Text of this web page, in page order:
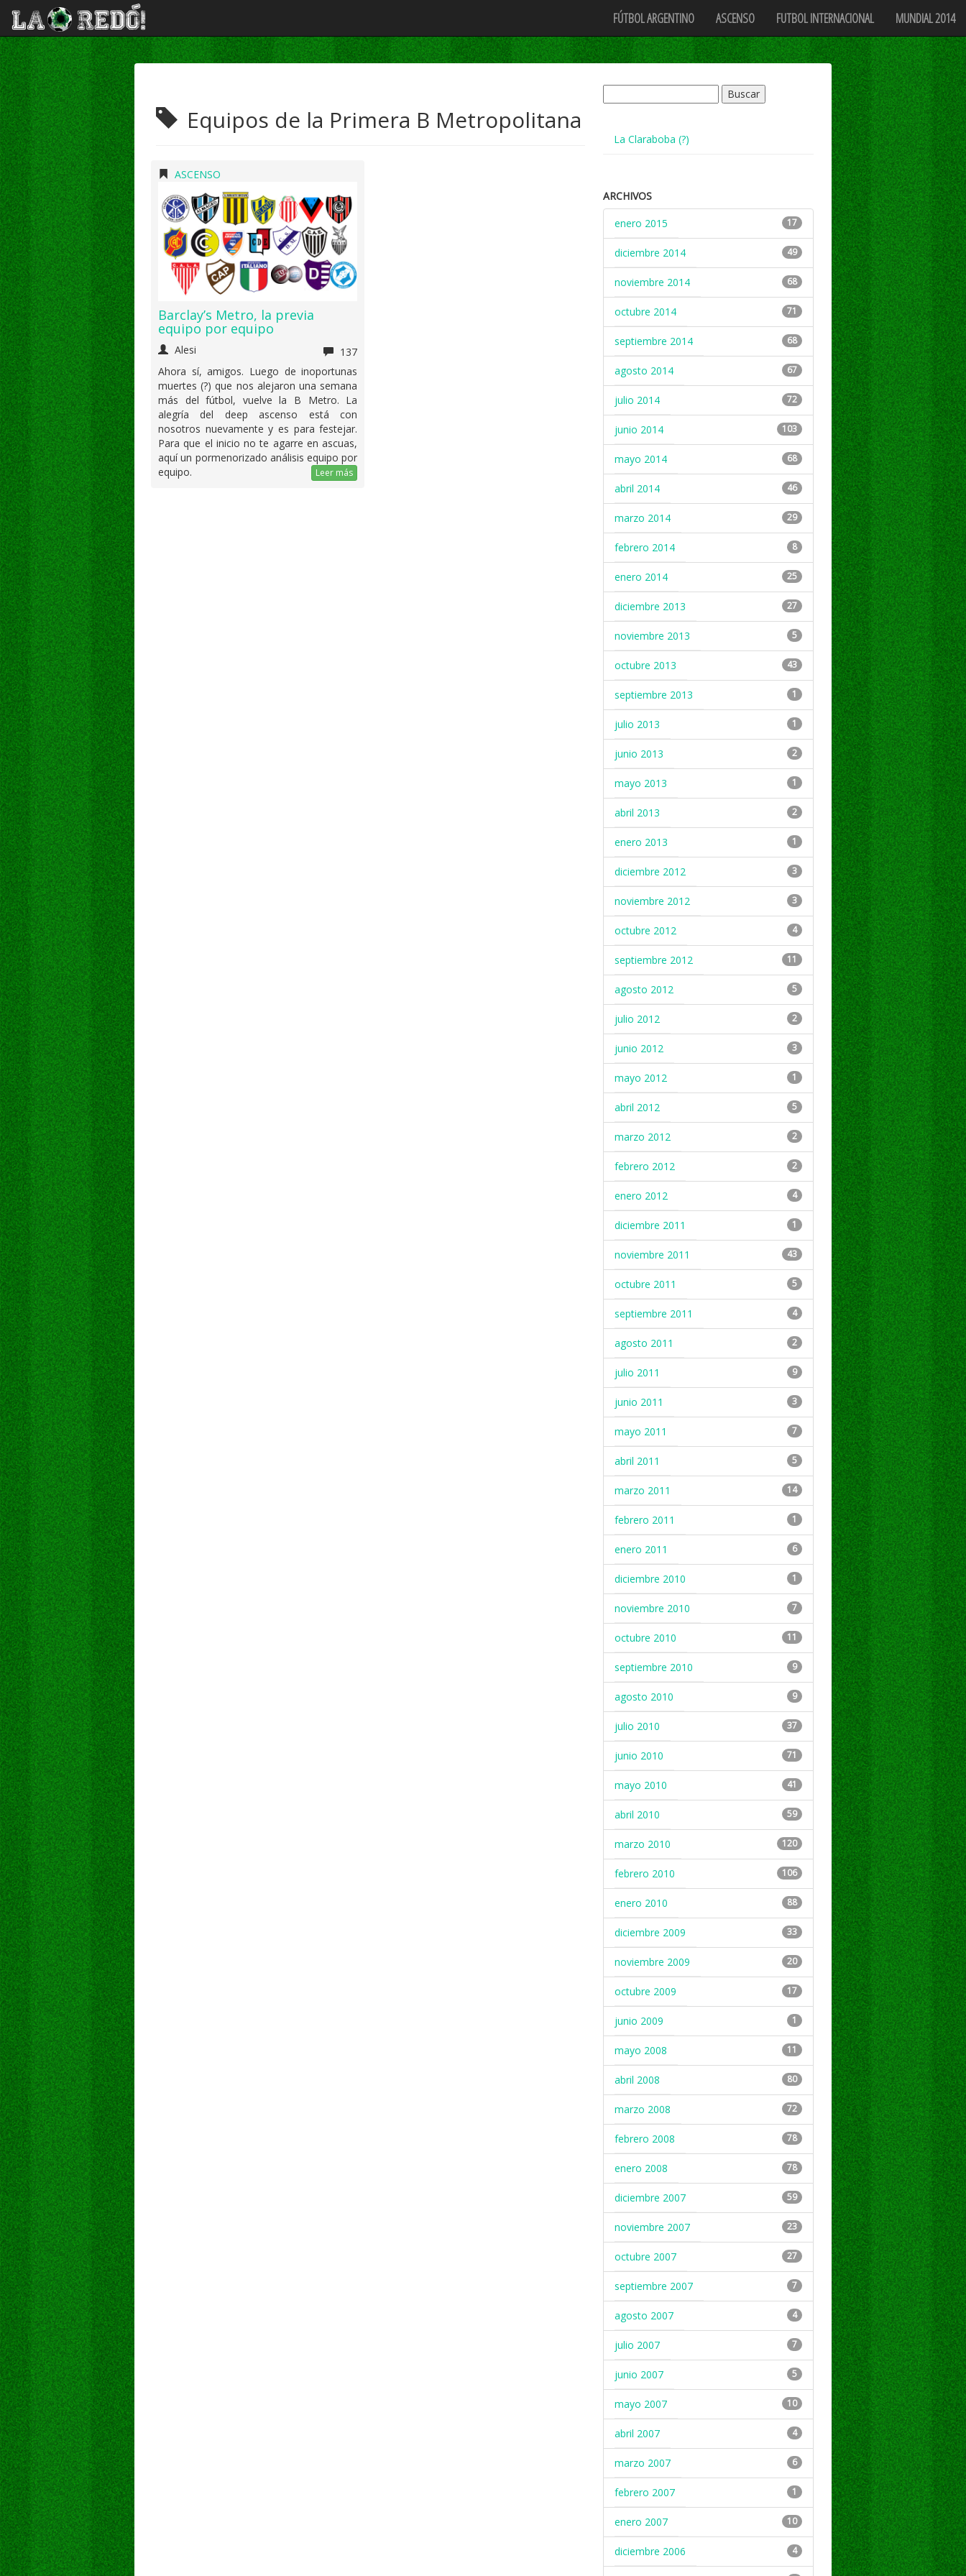
FÚTBOL ARGENTINO ASCENSO FUTBOL INTERNACIONAL MUNDIAL 2014
Equipos de la Primera B Metropolitana
ASCENSO
Barclay’s Metro, la previa
equipo por equipo
Alesi
137
Ahora sí, amigos. Luego de inoportunas
muertes (?) que nos alejaron una semana
más del fútbol, vuelve la B Metro. La
alegría del deep ascenso está con
nosotros nuevamente y es para festejar.
Para que el inicio no te agarre en ascuas,
aquí un pormenorizado análisis equipo por
equipo.
Leer más
La Claraboba (?)
ARCHIVOS
enero 2015
17
diciembre 2014 49
noviembre 2014 68
octubre 2014 71
septiembre 2014 68
agosto 2014 67
julio 2014 72
junio 2014 103
mayo 2014 68
abril 2014 46
marzo 2014 29
febrero 2014 8
enero 2014 25
diciembre 2013 27
noviembre 2013 5
octubre 2013 43
septiembre 2013 1
julio 2013 1
junio 2013 2
mayo 2013 1
abril 2013 2
enero 2013 1
diciembre 2012 3
noviembre 2012 3
octubre 2012 4
septiembre 2012 11
agosto 2012 5
julio 2012 2
junio 2012 3
mayo 2012 1
abril 2012 5
marzo 2012 2
febrero 2012 2
enero 2012 4
diciembre 2011 1
noviembre 2011 43
octubre 2011 5
septiembre 2011 4
agosto 2011 2
julio 2011 9
junio 2011 3
mayo 2011 7
abril 2011 5
marzo 2011 14
febrero 2011 1
enero 2011 6
diciembre 2010 1
noviembre 2010 7
octubre 2010 11
septiembre 2010 9
agosto 2010 9
julio 2010 37
junio 2010 71
mayo 2010 41
abril 2010 59
marzo 2010 120
febrero 2010 106
enero 2010 88
diciembre 2009 33
noviembre 2009 20
octubre 2009 17
junio 2009 1
mayo 2008 11
abril 2008 80
marzo 2008 72
febrero 2008 78
enero 2008 78
diciembre 2007 59
noviembre 2007 23
octubre 2007 27
septiembre 2007 7
agosto 2007 4
julio 2007 7
junio 2007 5
mayo 2007 10
abril 2007 4
marzo 2007 6
febrero 2007 1
enero 2007 10
diciembre 2006 4